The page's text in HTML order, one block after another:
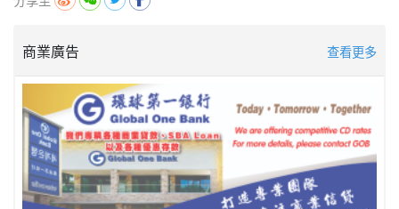
商業廣告 查看更多